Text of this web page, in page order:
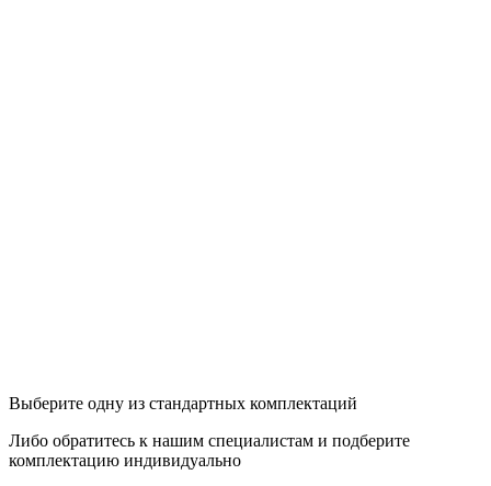
Выберите одну из стандартных комплектаций
Либо обратитесь к нашим специалистам и подберите
комплектацию индивидуально